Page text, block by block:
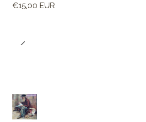
€15,00 EUR